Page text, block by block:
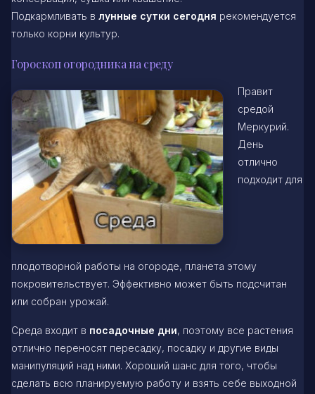
Подкармливать в лунные сутки сегодня рекомендуется
только корни культур.
Гороскоп огородника на среду
Правит
средой
Меркурий.
День
отлично
подходит для
плодотворной работы на огороде, планета этому
покровительствует. Эффективно может быть подсчитан
или собран урожай.
Среда входит в посадочные дни, поэтому все растения
отлично переносят пересадку, посадку и другие виды
манипуляций над ними. Хороший шанс для того, чтобы
сделать всю планируемую работу и взять себе выходной